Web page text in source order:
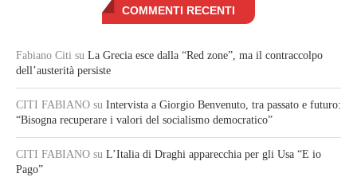
COMMENTI RECENTI
Fabiano Citi su La Grecia esce dalla “Red zone”, ma il contraccolpo
dell’austerità persiste
CITI FABIANO su Intervista a Giorgio Benvenuto, tra passato e futuro:
“Bisogna recuperare i valori del socialismo democratico”
CITI FABIANO su L’Italia di Draghi apparecchia per gli Usa “E io
Pago”